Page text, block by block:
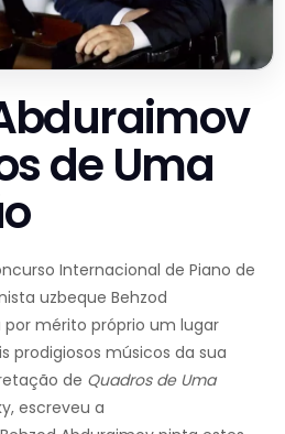
de Uma
Internacional de Piano de
uzbeque Behzod
mérito próprio um lugar
prodigiosos músicos da sua
de Quadros de Uma
escreveu a